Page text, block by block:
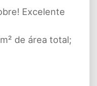
Excelente
de área total;